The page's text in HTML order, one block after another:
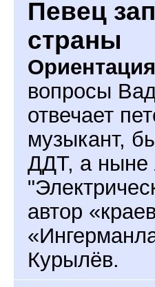
Певец
страны
вопросы
отвечает
музыкант,
ДДТ, а ныне
автор
Курылёв.